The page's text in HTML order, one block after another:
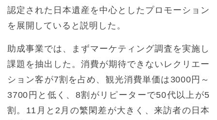
認定された日本遺産を中心としたプロモーション
を展開していると説明した。
助成事業では、まずマーケティング調査を実施し
課題を抽出した。消費が期待できないレクリエー
ション客が7割を占め、観光消費単価は3000円～
3700円と低く、8割がリピーターで50代以上が5
割。11月と2月の繁閑差が大きく、来訪者の日本